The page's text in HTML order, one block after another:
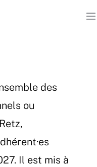
des
ou
Il est mis à